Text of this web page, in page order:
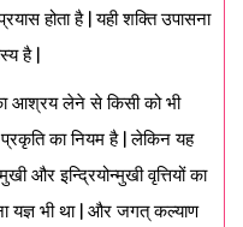
होता है | यही शक्ति उपासना
है |
आश्रय लेने से किसी को भी
प्रकृति का नियम है | लेकिन यह
और इन्द्रियोन्मुखी वृत्तियों का
यज्ञ भी था | और जगत् कल्याण